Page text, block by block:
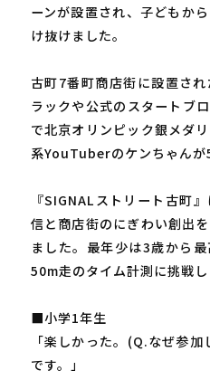
ーンが設置され、子どもか
け抜けました。
古町7番町商店街に設置さ
ラックや公式のスタートブ
で北京オリンピック銀メダ
系YouTuberのケンちゃんが
『SIGNALストリート古町
信と商店街のにぎわい創出
ました。最年少は3歳から
50m走のタイム計測に挑戦し
■小学1年生
「楽しかった。(Q.なぜ参
です。」